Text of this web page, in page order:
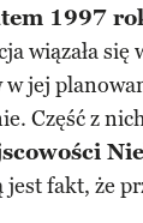
1997
wiązała
w jej
Część z
jest fakt, że